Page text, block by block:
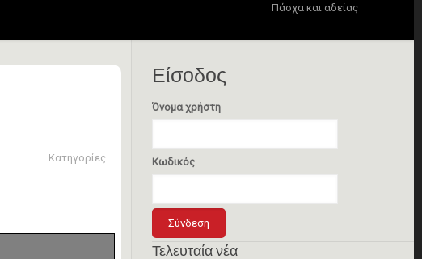
Πάσχα και αδείας
Κατηγορίες
Είσοδος
Όνομα χρήστη
Κωδικός
Τελευταία νέα